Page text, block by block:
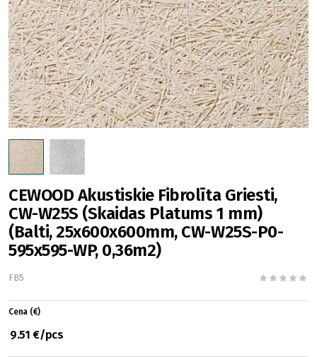
CEWOOD Akustiskie Fibrolīta Griesti,
CW-W25S (Skaidas Platums 1 mm)
(Balti, 25x600x600mm, CW-W25S-P0-
595x595-WP, 0,36m2)
FB5
Cena (€)
9.51 €/pcs